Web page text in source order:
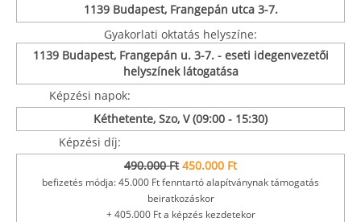
1139 Budapest, Frangepán utca 3-7.
Gyakorlati oktatás helyszíne:
1139 Budapest, Frangepán u. 3-7. - eseti idegenvezetői
helyszínek látogatása
Képzési napok:
Kéthetente, Szo, V (09:00 - 15:30)
Képzési díj:
490.000 Ft 450.000 Ft
befizetés módja: 45.000 Ft fenntartó alapítványnak támogatás
beiratkozáskor
+ 405.000 Ft a képzés kezdetekor